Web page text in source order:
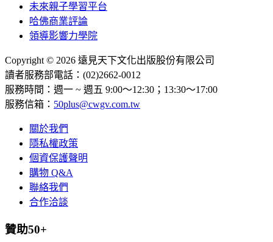
未來親子學習平台
哈佛商業評論
領導影響力學院
Copyright © 2026 遠見天下文化出版股份有限公司
讀者服務部電話：(02)2662-0012
服務時間：週一 ~ 週五 9:00～12:30；13:30～17:00
服務信箱： 50plus@cwgv.com.tw
關於我們
隱私權政策
個資保護聲明
購物 Q&A
聯絡我們
合作洽談
贊助50+